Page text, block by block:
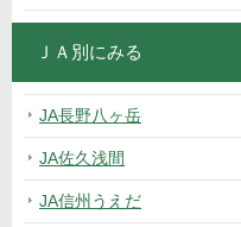
ＪＡ別にみる
JA長野八ヶ岳
JA佐久浅間
JA信州うえだ